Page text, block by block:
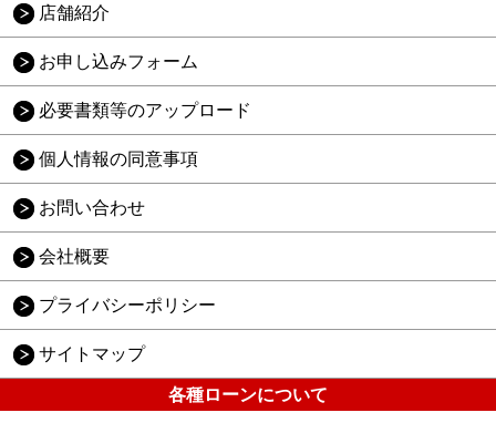
店舗紹介
お申し込みフォーム
必要書類等のアップロード
個人情報の同意事項
お問い合わせ
会社概要
プライバシーポリシー
サイトマップ
各種ローンについて